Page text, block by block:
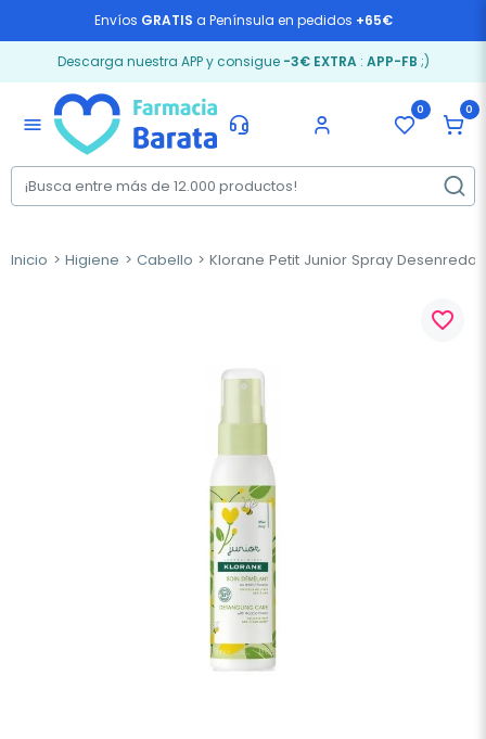
Envíos GRATIS a Península en pedidos +65€
Descarga nuestra APP y consigue -3€ EXTRA: APP-FB ;)
menu
0 0
Inicio Higiene Cabello Klorane Petit Junior Spray
favorite_border